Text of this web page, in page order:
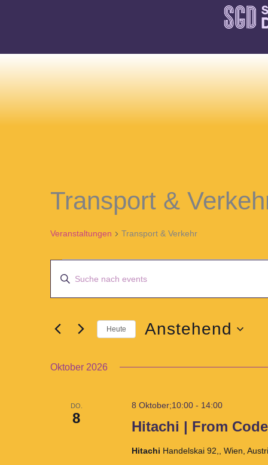
Transport &
Veranstaltungen Transport & Verkehr
Veranstaltungen
Suche
und
Navigation
Bitte
nach
Schlüsselwort.
Heute Anstehend
Oktober 2026
DO.
8
Hitachi | From
8 Oktober;10:00- 14:00
Hitachi Handelskai 92,, Wien,